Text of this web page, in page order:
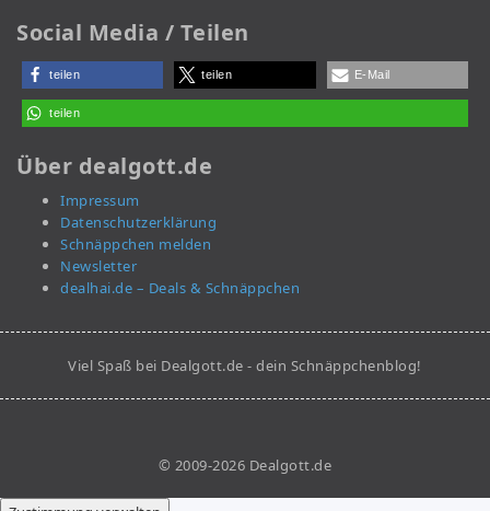
Social Media / Teilen
teilen teilen E-Mail
teilen
Über dealgott.de
Impressum
Datenschutzerklärung
Schnäppchen melden
Newsletter
dealhai.de – Deals & Schnäppchen
Viel Spaß bei Dealgott.de - dein Schnäppchenblog!
© 2009-2026 Dealgott.de